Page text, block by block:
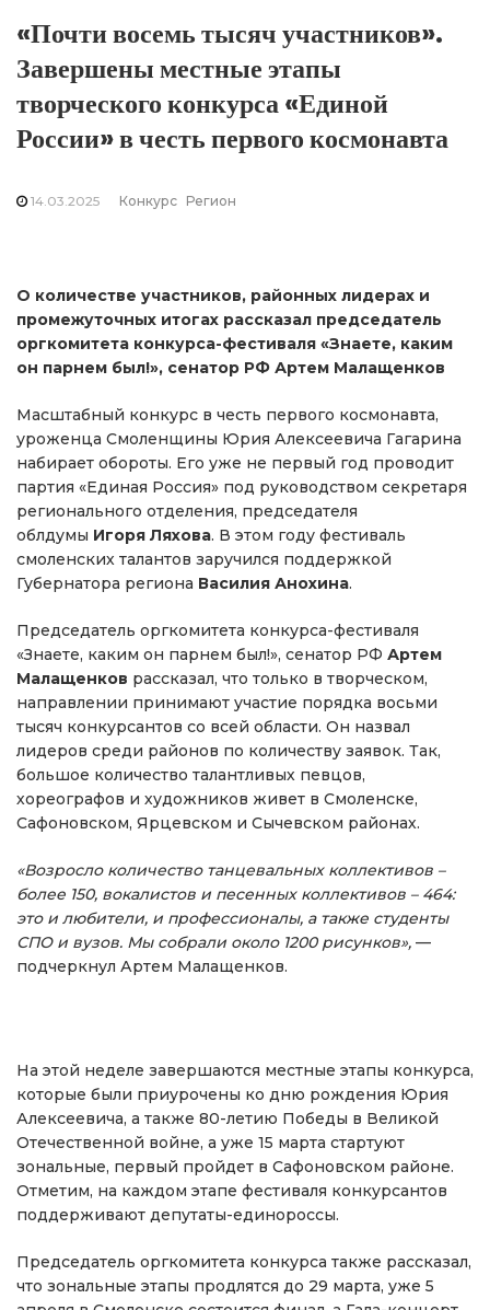
«Почти восемь тысяч участников».
Завершены местные этапы
творческого конкурса «Единой
России» в честь первого космонавта
14.03.2025 Конкурс Регион
О количестве участников, районных лидерах и
промежуточных итогах рассказал председатель
оргкомитета конкурса-фестиваля «Знаете, каким
он парнем был!», сенатор РФ Артем Малащенков
Масштабный конкурс в честь первого космонавта,
уроженца Смоленщины Юрия Алексеевича Гагарина
набирает обороты. Его уже не первый год проводит
партия «Единая Россия» под руководством секретаря
регионального отделения, председателя
облдумы Игоря Ляхова. В этом году фестиваль
смоленских талантов заручился поддержкой
Губернатора региона Василия Анохина.
Председатель оргкомитета конкурса-фестиваля
«Знаете, каким он парнем был!», сенатор РФ Артем
Малащенков рассказал, что только в творческом,
направлении принимают участие порядка восьми
тысяч конкурсантов со всей области. Он назвал
лидеров среди районов по количеству заявок. Так,
большое количество талантливых певцов,
хореографов и художников живет в Смоленске,
Сафоновском, Ярцевском и Сычевском районах.
«Возросло количество танцевальных коллективов –
более 150, вокалистов и песенных коллективов – 464:
это и любители, и профессионалы, а также студенты
СПО и вузов. Мы собрали около 1200 рисунков», —
подчеркнул Артем Малащенков.
На этой неделе завершаются местные этапы конкурса,
которые были приурочены ко дню рождения Юрия
Алексеевича, а также 80-летию Победы в Великой
Отечественной войне, а уже 15 марта стартуют
зональные, первый пройдет в Сафоновском районе.
Отметим, на каждом этапе фестиваля конкурсантов
поддерживают депутаты-единороссы.
Председатель оргкомитета конкурса также рассказал,
что зональные этапы продлятся до 29 марта, уже 5